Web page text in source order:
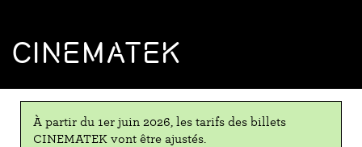
CINEMATEK
À partir du 1er juin 2026, les tarifs des billets
CINEMATEK vont être ajustés.